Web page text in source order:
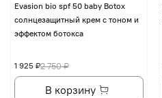
Evasion bio spf 50 baby Botox
солнцезащитный крем с тоном и
эффектом ботокса
2 750 ₽
1 925 ₽
В корзину